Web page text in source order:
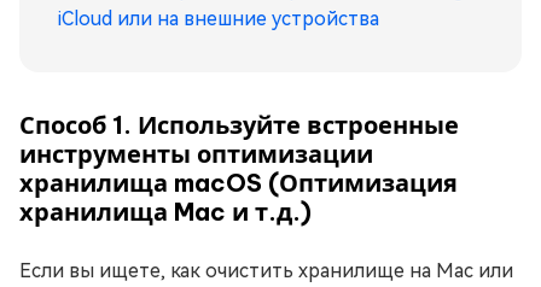
iCloud или на внешние устройства
Способ 1. Используйте встроенные
инструменты оптимизации
хранилища macOS (Оптимизация
хранилища Mac и т.д.)
Если вы ищете, как очистить хранилище на Mac или